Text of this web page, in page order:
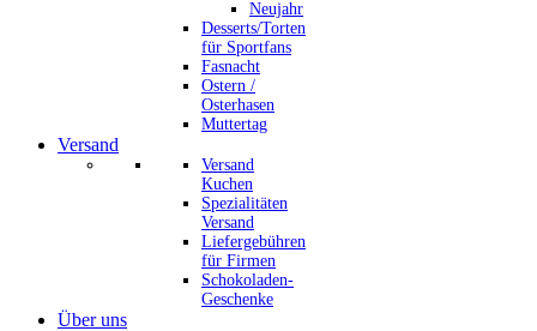
Neujahr
Desserts/Torten
für Sportfans
Fasnacht
Ostern /
Osterhasen
Muttertag
Versand
Versand
Kuchen
Spezialitäten
Versand
Liefergebühren
für Firmen
Schokoladen-
Geschenke
Über uns